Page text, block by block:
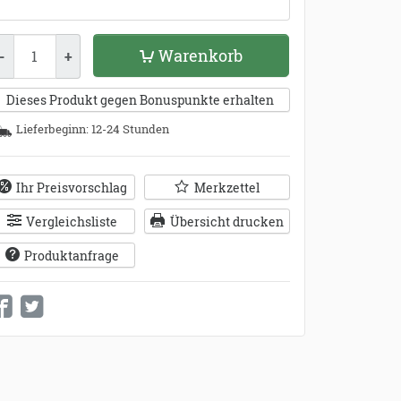
- + Warenkorb
Dieses Produkt gegen Bonuspunkte erhalten
Lieferbeginn: 12-24 Stunden
Ihr Preisvorschlag
Merkzettel
Vergleichsliste
Übersicht drucken
Produktanfrage